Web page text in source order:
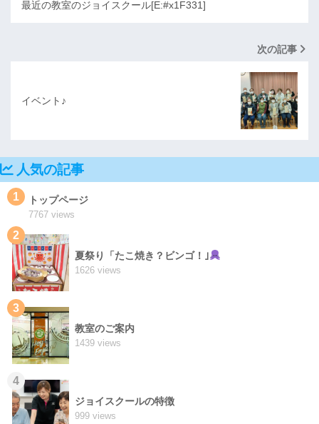
最近の教室のジョイスクール[E:#x1F331]
次の記事
イベント♪
人気の記事
1 トップページ
7767 views
2
夏祭り「たこ焼き？ビンゴ！｣
1626 views
3
教室のご案内
1439 views
4
ジョイスクールの特徴
999 views